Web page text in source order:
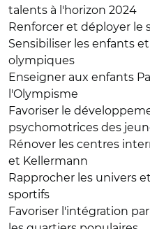
talents à l'horizon 2024
Renforcer et déployer le
Sensibiliser les enfants
olympiques
Enseigner aux enfants
l'Olympisme
Favoriser le
psychomotrices des
Rénover les centres
et Kellermann
Rapprocher les univers
sportifs
Favoriser l'intégration